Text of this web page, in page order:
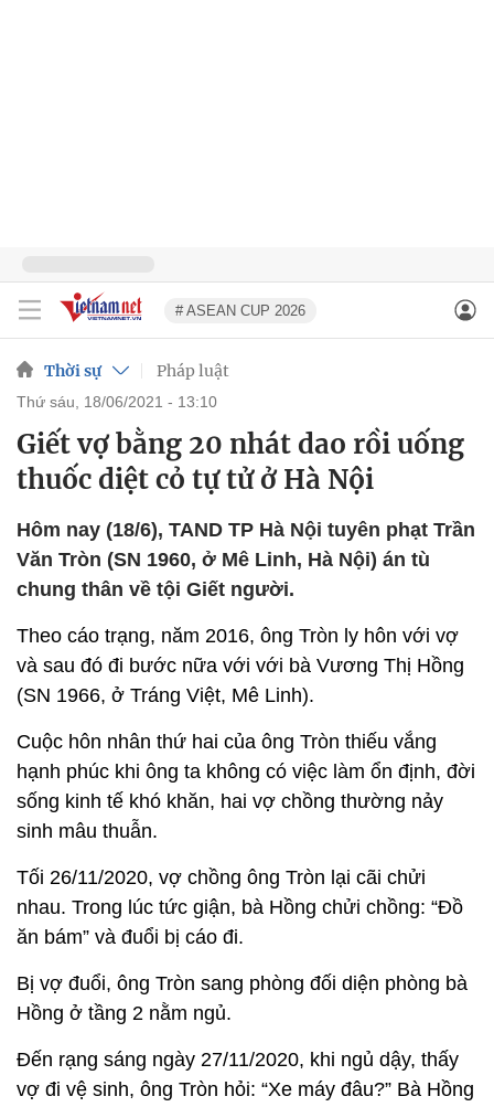
# ASEAN CUP 2026
Thời sự Pháp luật
thứ sáu, 18/06/2021 - 13:10
Giết vợ bằng 20 nhát dao rồi uống
thuốc diệt cỏ tự tử ở Hà Nội
Hôm nay (18/6), TAND TP Hà Nội tuyên phạt Trần
Văn Tròn (SN 1960, ở Mê Linh, Hà Nội) án tù
chung thân về tội Giết người.
Theo cáo trạng, năm 2016, ông Tròn ly hôn với vợ
và sau đó đi bước nữa với với bà Vương Thị Hồng
(SN 1966, ở Tráng Việt, Mê Linh).
Cuộc hôn nhân thứ hai của ông Tròn thiếu vắng
hạnh phúc khi ông ta không có việc làm ổn định, đời
sống kinh tế khó khăn, hai vợ chồng thường nảy
sinh mâu thuẫn.
Tối 26/11/2020, vợ chồng ông Tròn lại cãi chửi
nhau. Trong lúc tức giận, bà Hồng chửi chồng: “Đồ
ăn bám” và đuổi bị cáo đi.
Bị vợ đuổi, ông Tròn sang phòng đối diện phòng bà
Hồng ở tầng 2 nằm ngủ.
Đến rạng sáng ngày 27/11/2020, khi ngủ dậy, thấy
vợ đi vệ sinh, ông Tròn hỏi: “Xe máy đâu?” Bà Hồng